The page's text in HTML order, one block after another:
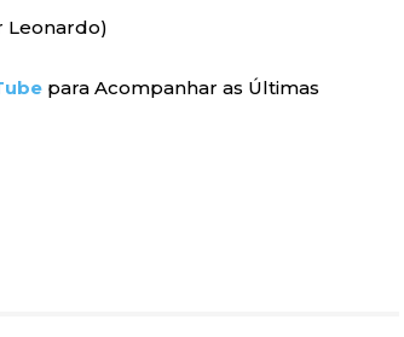
Leonardo)
para Acompanhar as Últimas